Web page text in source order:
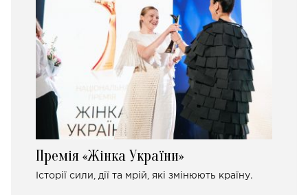
Премія «Жінка України»
Історії сили, дії та мрій, які змінюють країну.